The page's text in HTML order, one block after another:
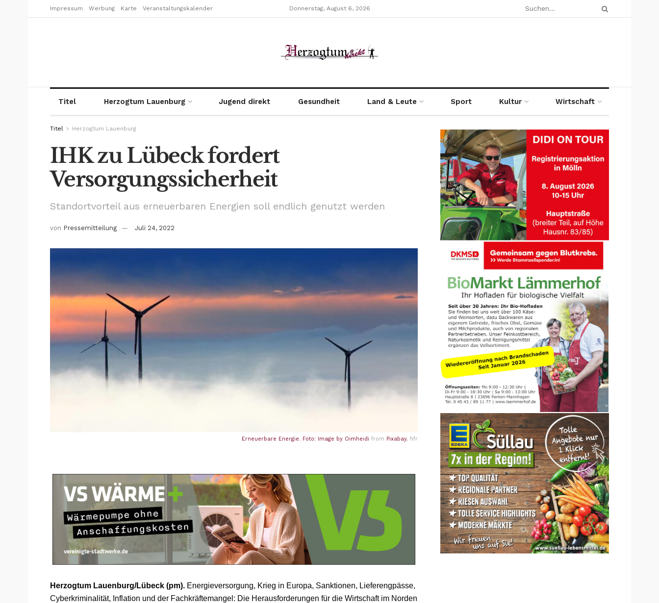
Impressum Werbung Karte Veranstaltungskalender Donnerstag, August 6, 2026
Titel Herzogtum Lauenburg Jugend direkt Gesundheit Land & Leute Sport Kultur Wirtschaft
Titel Herzogtum Lauenburg
IHK zu Lübeck fordert
Versorgungssicherheit
Standortvorteil aus erneuerbaren Energien soll endlich genutzt werden
von Pressemitteilung Juli 24, 2022
Erneuerbare Energie. Foto: Image by Oimheidi from Pixabay, hfr
Herzogtum Lauenburg/Lübeck (pm). Energieversorgung, Krieg in Europa, Sanktionen, Lieferengpässe,
Cyberkriminalität, Inflation und der Fachkräftemangel: Die Herausforderungen für die Wirtschaft im Norden